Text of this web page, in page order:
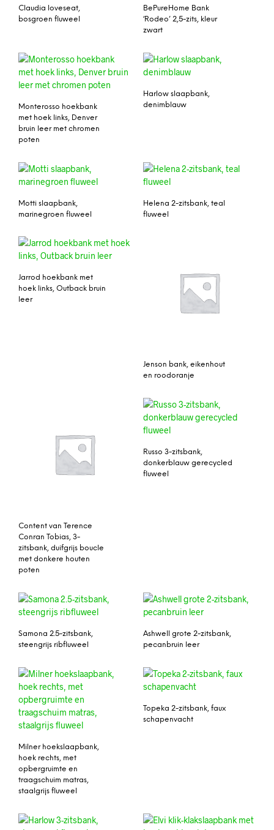
Claudia loveseat,
bosgroen fluweel
BePureHome Bank
‘Rodeo’ 2,5-zits, kleur
zwart
Monterosso hoekbank
met hoek links, Denver
bruin leer met chromen
poten
Harlow slaapbank,
denimblauw
Motti slaapbank,
marinegroen fluweel
Helena 2-zitsbank, teal
fluweel
Jarrod hoekbank met
hoek links, Outback bruin
leer
Jenson bank, eikenhout
en roodoranje
Content van Terence
Conran Tobias, 3-
zitsbank, duifgrijs boucle
met donkere houten
poten
Russo 3-zitsbank,
donkerblauw gerecycled
fluweel
Samona 2.5-zitsbank,
steengrijs ribfluweel
Ashwell grote 2-zitsbank,
pecanbruin leer
Milner hoekslaapbank,
hoek rechts, met
opbergruimte en
traagschuim matras,
staalgrijs fluweel
Topeka 2-zitsbank, faux
schapenvacht